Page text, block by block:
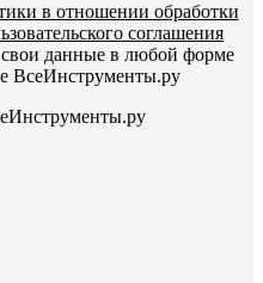
в отношении обработки
соглашения
свои данные в любой форме
ВсеИнструменты.ру